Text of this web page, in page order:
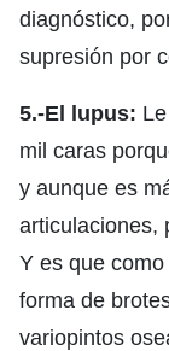
diagnóstico,
supresión por
5.-El lupus:
mil caras
y aunque es
articulaciones,
Y es que
forma de
variopintos